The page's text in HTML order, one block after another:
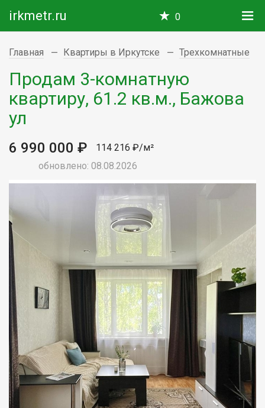
irkmetr.ru 0
Главная Квартиры в Иркутске Трехкомнатные
Продам 3-комнатную
квартиру, 61.2 кв.м., Бажова
ул
6 990 000 ₽
114 216 ₽/м²
обновлено: 08.08.2026